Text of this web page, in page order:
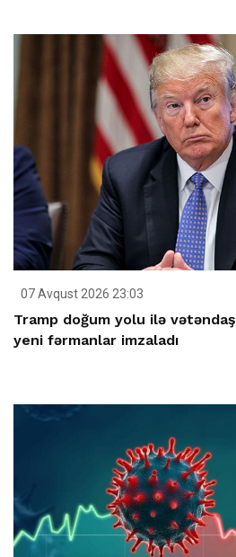
07 Avqust 2026 23:03
Tramp doğum yolu ilə
yeni fərmanlar imzaladı